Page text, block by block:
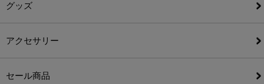
グッズ
アクセサリー
セール商品